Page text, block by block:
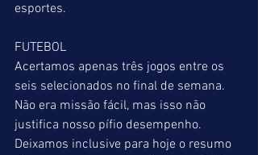
esportes.
FUTEBOL
Acertamos apenas três jogos entre os
seis selecionados no final de semana.
Não era missão fácil, mas isso não
justifica nosso pífio desempenho.
Deixamos inclusive para hoje o resumo